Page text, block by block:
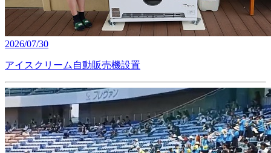
2026/07/30
アイスクリーム自動販売機設置